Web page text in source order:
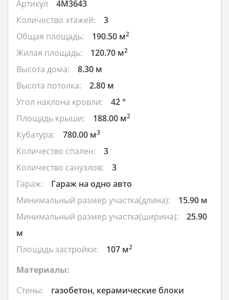
Артикул
4M3643
Количество этажей:
3
Общая площадь:
190.50 м2
Жилая площадь: 120.70 м2
Высота дома:
8.30 м
Высота потолка:
2.80 м
Угол наклона кровли:
42 °
Площадь крыши:
188.00 м2
Кубатура: 780.00 м3
Количество спален:
3
Количество санузлов:
3
Гараж:
Гараж на одно авто
Минимальный размер участка(длина):
15.90 м
Минимальный размер участка(ширина):
25.90
м
Площадь застройки:
107 м2
Материалы:
Стены:
газобетон, керамические блоки